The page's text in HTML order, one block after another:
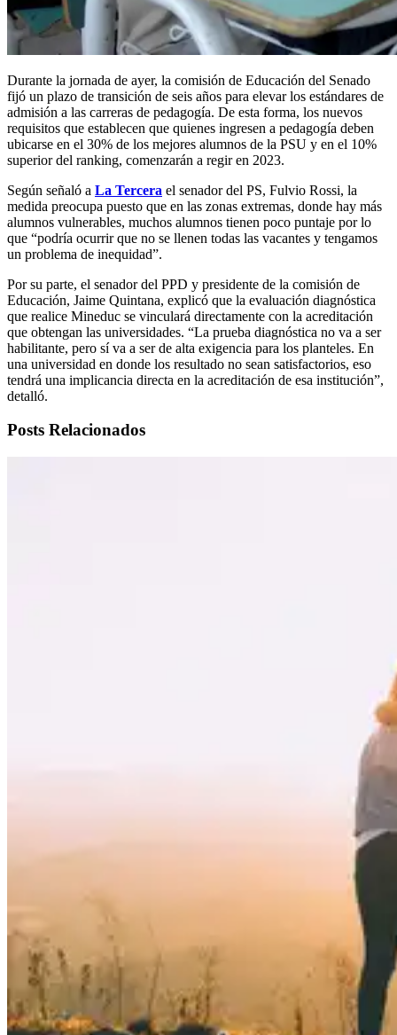
Durante la jornada de ayer, la comisión de Educación del Senado
fijó un plazo de transición de seis años para elevar los estándares de
admisión a las carreras de pedagogía. De esta forma, los nuevos
requisitos que establecen que quienes ingresen a pedagogía deben
ubicarse en el 30% de los mejores alumnos de la PSU y en el 10%
superior del ranking, comenzarán a regir en 2023.
Según señaló a La Tercera el senador del PS, Fulvio Rossi, la
medida preocupa puesto que en las zonas extremas, donde hay más
alumnos vulnerables, muchos alumnos tienen poco puntaje por lo
que “podría ocurrir que no se llenen todas las vacantes y tengamos
un problema de inequidad”.
Por su parte, el senador del PPD y presidente de la comisión de
Educación, Jaime Quintana, explicó que la evaluación diagnóstica
que realice Mineduc se vinculará directamente con la acreditación
que obtengan las universidades. “La prueba diagnóstica no va a ser
habilitante, pero sí va a ser de alta exigencia para los planteles. En
una universidad en donde los resultado no sean satisfactorios, eso
tendrá una implicancia directa en la acreditación de esa institución”,
detalló.
Posts Relacionados